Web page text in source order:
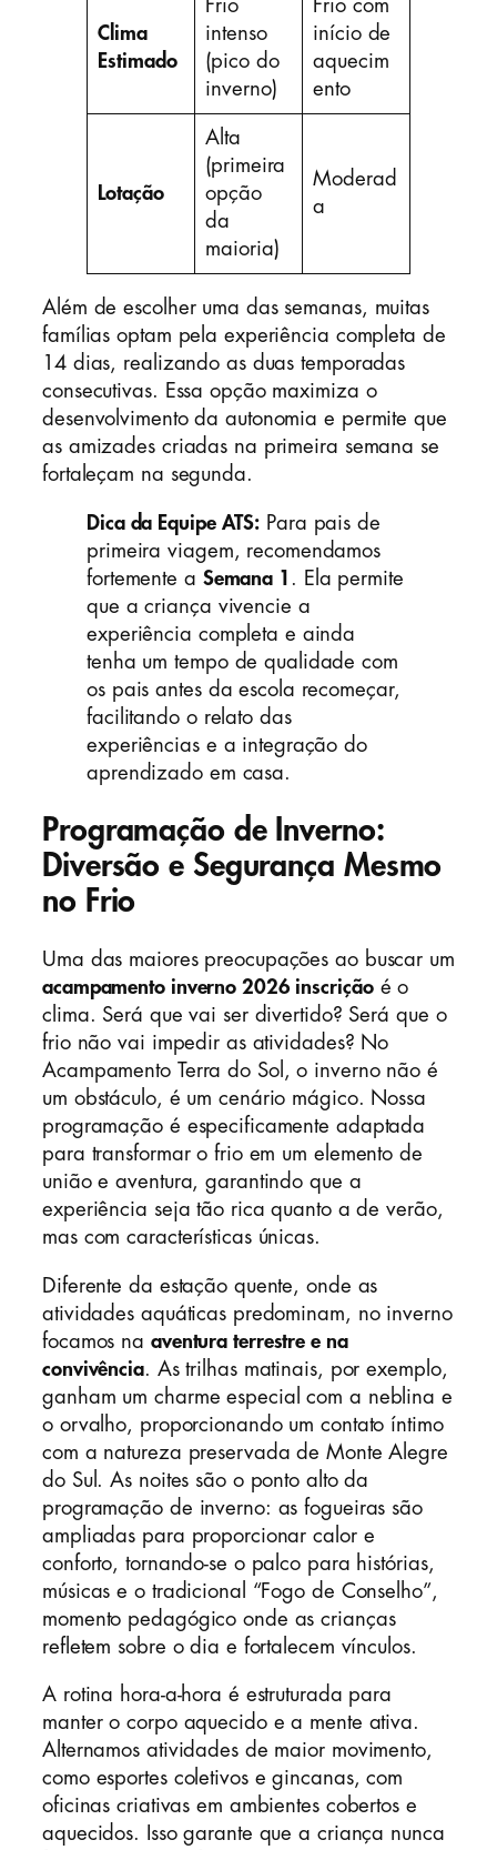
Clima
Estimado
Frio
intenso
(pico do
inverno)
Frio com
início de
aquecim
ento
Lotação
Alta
(primeira
opção
da
maioria)
Moderad
a
Além de escolher uma das semanas, muitas
famílias optam pela experiência completa de
14 dias, realizando as duas temporadas
consecutivas. Essa opção maximiza o
desenvolvimento da autonomia e permite que
as amizades criadas na primeira semana se
fortaleçam na segunda.
Dica da Equipe ATS: Para pais de
primeira viagem, recomendamos
fortemente a Semana 1 . Ela permite
que a criança vivencie a
experiência completa e ainda
tenha um tempo de qualidade com
os pais antes da escola recomeçar,
facilitando o relato das
experiências e a integração do
aprendizado em casa.
Programação de Inverno:
Diversão e Segurança Mesmo
no Frio
Uma das maiores preocupações ao buscar um
acampamento inverno 2026 inscriçãoé o
clima. Será que vai ser divertido? Será que o
frio não vai impedir as atividades? No
Acampamento Terra do Sol, o inverno não é
um obstáculo, é um cenário mágico. Nossa
programação é especificamente adaptada
para transformar o frio em um elemento de
união e aventura, garantindo que a
experiência seja tão rica quanto a de verão,
mas com características únicas.
Diferente da estação quente, onde as
atividades aquáticas predominam, no inverno
focamos na aventura terrestre e na
convivência. As trilhas matinais, por exemplo,
ganham um charme especial com a neblina e
o orvalho, proporcionando um contato íntimo
com a natureza preservada de Monte Alegre
do Sul. As noites são o ponto alto da
programação de inverno: as fogueiras são
ampliadas para proporcionar calor e
conforto, tornando-se o palco para histórias,
músicas e o tradicional “Fogo de Conselho”,
momento pedagógico onde as crianças
refletem sobre o dia e fortalecem vínculos.
A rotina hora-a-hora é estruturada para
manter o corpo aquecido e a mente ativa.
Alternamos atividades de maior movimento,
como esportes coletivos e gincanas, com
oficinas criativas em ambientes cobertos e
aquecidos. Isso garante que a criança nunca